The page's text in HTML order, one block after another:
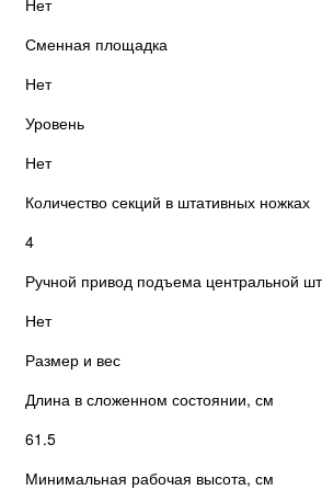
Сменная площадка
Нет
Уровень
Нет
Количество секций в штативных ножках
4
Ручной привод подъема центральной
Нет
Размер и вес
Длина в сложенном состоянии, см
61.5
Минимальная рабочая высота, см